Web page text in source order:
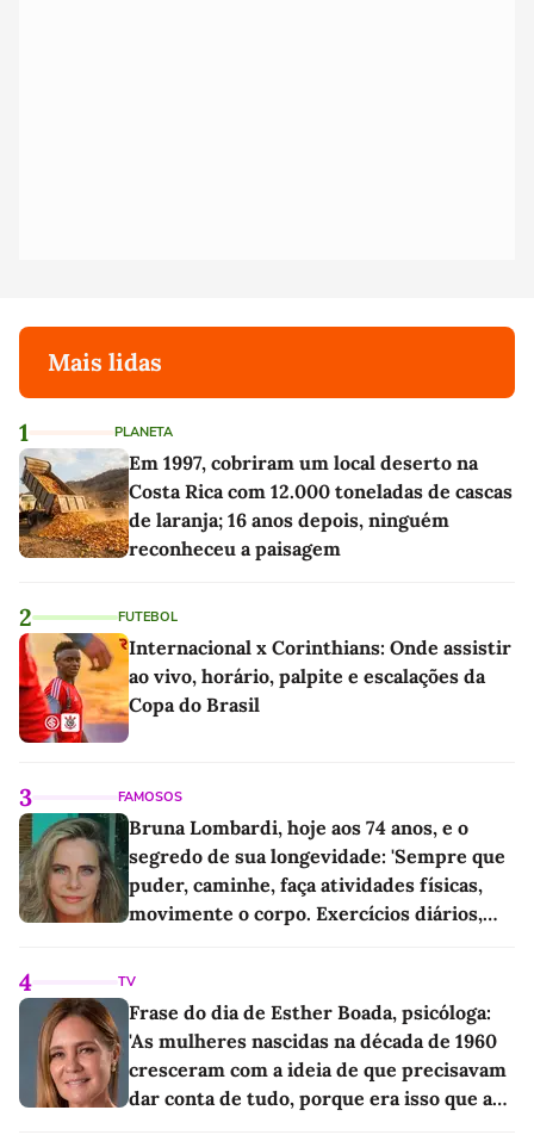
Mais lidas
1 PLANETA
Em 1997, cobriram um local deserto na
Costa Rica com 12.000 toneladas de cascas
de laranja; 16 anos depois, ninguém
reconheceu a paisagem
2 FUTEBOL
Internacional x Corinthians: Onde assistir
ao vivo, horário, palpite e escalações da
Copa do Brasil
3 FAMOSOS
Bruna Lombardi, hoje aos 74 anos, e o
segredo de sua longevidade: 'Sempre que
puder, caminhe, faça atividades físicas,
movimente o corpo. Exercícios diários,
4 TV
Frase do dia de Esther Boada, psicóloga:
'As mulheres nascidas na década de 1960
cresceram com a ideia de que precisavam
dar conta de tudo, porque era isso que a